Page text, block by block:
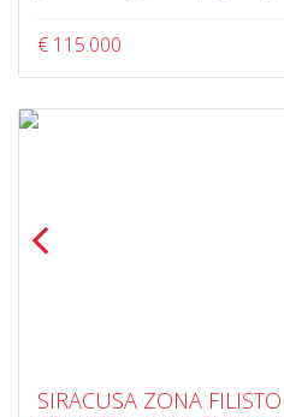
€ 115.000
SIRACUSA ZONA